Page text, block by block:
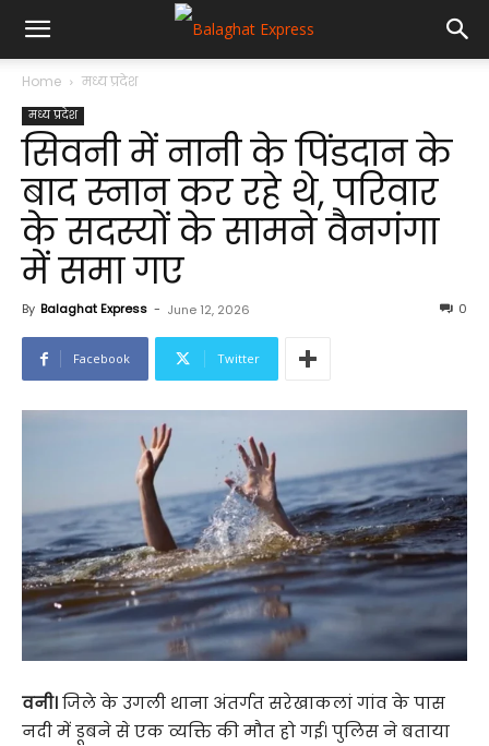
Home मध्य प्रदेश
मध्य प्रदेश
सिवनी में नानी के पिंडदान के
बाद स्‍नान कर रहे थे, परिवार
के सदस्यों के सामने वैनगंगा
में समा गए
By Balaghat Express - June 12, 2026 0
Facebook Twitter
वनी।जिले के उगली थाना अंतर्गत सरेखाकलां गांव के पास
नदी में डूबने से एक व्यक्ति की मौत हो गई। पुलिस ने बताया